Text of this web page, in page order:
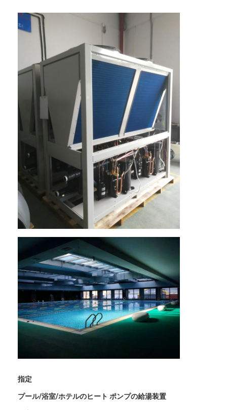
製品情報
ビデオ
VRショー
わたしたち に つい て
工場見学
品質コントロール
お問い合わせ
ニュース
すべての場合
Ecer
指定
プール/浴室/ホテルのヒート ポンプの給湯装置